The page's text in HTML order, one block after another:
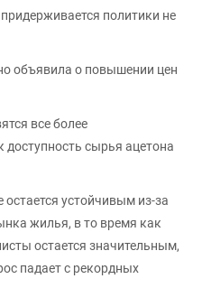
политики не
объявила о повышении цен
все более
сырья ацетона
остается устойчивым из-за
жилья, в то время как
остается значительным,
падает с рекордных